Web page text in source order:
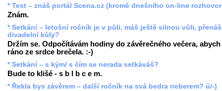
* Test – znáš portál Scena.cz (kromě dnešního on-line
Znám.
* Setkání – letošní ročník je v půli, máš ještě silnou vůli,
divadelní kůly?
Držím se. Odpočítávám hodiny do závěrečného večera, abych
ráno ze srdce brečela. :-)
* Setkání – s kým/ s čím se nerada setkáváš?
Bude to klišé - s b l b c e m.
* Řekla bys závěrem – další ročník na svá bedra neberem? ú/-)